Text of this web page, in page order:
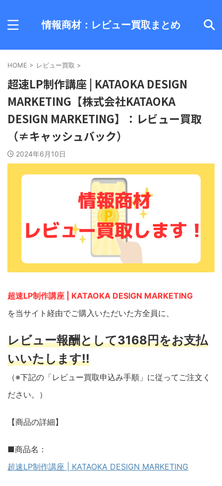
情報商材：レビュー買取まとめ
HOME > レビュー買取 >
超速LP制作講座 | KATAOKA DESIGN
MARKETING【株式会社KATAOKA
DESIGN MARKETING】：レビュー買取
（≠キャッシュバック）
2024年6月10日
超速LP制作講座 | KATAOKA DESIGN MARKETING
を当サイト経由でご購入いただいた方全員に、
レビュー報酬として3168円をお支払
いいたします!!
（※下記の「レビュー買取申込み手順」に従ってご注文く
ださい。）
【商品の詳細】
■商品名：
超速LP制作講座 | KATAOKA DESIGN MARKETING